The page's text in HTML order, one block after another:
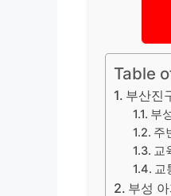
Table
부산진
부
주
교
교
부성